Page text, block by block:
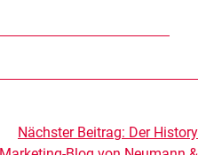
Nächster Beitrag: Der History